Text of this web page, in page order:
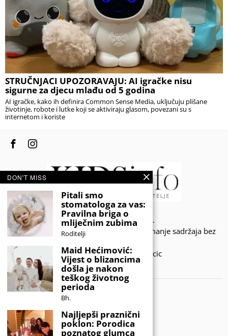
STRUČNJACI UPOZORAVAJU: AI igračke nisu
sigurne za djecu mlađu od 5 godina
AI igračke, kako ih definira Common Sense Media, uključuju plišane
životinje, robote i lutke koji se aktiviraju glasom, povezani su s
internetom i koriste
© 2020 - KIDSINFO.BA.
Sva prava zadržana. Zabranjeno preuzimanje sadržaja bez
Developed by Amar SIjercic
IZAŠAO JE NOVI MAGAZIN!
DON'T MISS
Pitali smo
stomatologa za vas:
Pravilna briga o
mliječnim zubima
Roditelji
Maid Hećimović:
Vijest o blizancima
došla je nakon
teškog životnog
perioda
Bh.
Najljepši praznični
poklon: Porodica
poznatog glumca